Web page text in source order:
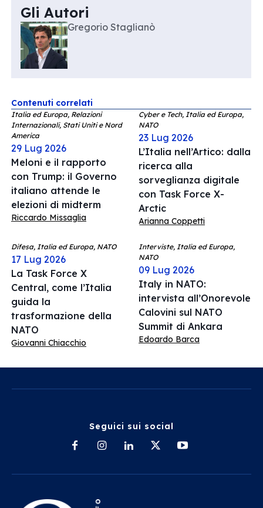
Gli Autori
Gregorio Staglianò
Contenuti correlati
Italia ed Europa, Relazioni
Internazionali, Stati Uniti e Nord
America
29 Lug 2026
Meloni e il rapporto
con Trump: il Governo
italiano attende le
elezioni di midterm
Riccardo Missaglia
Cyber e Tech, Italia ed Europa,
NATO
23 Lug 2026
L’Italia nell’Artico: dalla
ricerca alla
sorveglianza digitale
con Task Force X-
Arctic
Arianna Coppetti
Difesa, Italia ed Europa, NATO
17 Lug 2026
La Task Force X
Central, come l’Italia
guida la
trasformazione della
NATO
Giovanni Chiacchio
Interviste, Italia ed Europa,
NATO
09 Lug 2026
Italy in NATO:
intervista all’Onorevole
Calovini sul NATO
Summit di Ankara
Edoardo Barca
Seguici sui social